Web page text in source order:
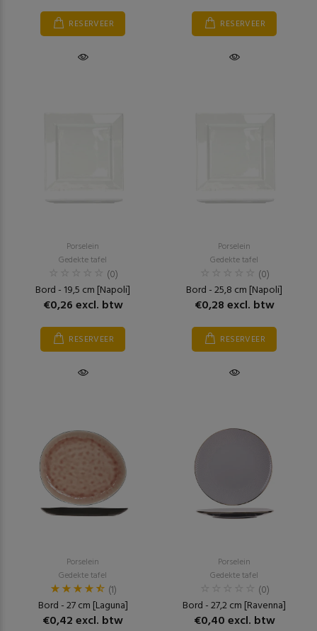
RESERVEER RESERVEER
Porselein
Gedekte tafel
(0)
Bord - 19,5 cm [Napoli]
€0,26 excl. btw
RESERVEER
Porselein
Gedekte tafel
(0)
Bord - 25,8 cm [Napoli]
€0,28 excl. btw
RESERVEER
Porselein
Gedekte tafel
(1)
Bord - 27 cm [Laguna]
€0,42 excl. btw
Porselein
Gedekte tafel
(0)
Bord - 27,2 cm [Ravenna]
€0,40 excl. btw